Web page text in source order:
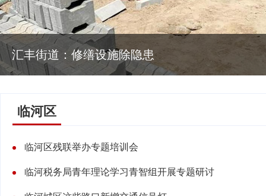
汇丰街道：修缮设施除隐患
临河区
临河区残联举办专题培训会
临河税务局青年理论学习青智组开展专题研讨